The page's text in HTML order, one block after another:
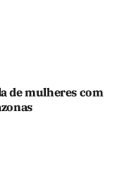
de mulheres com